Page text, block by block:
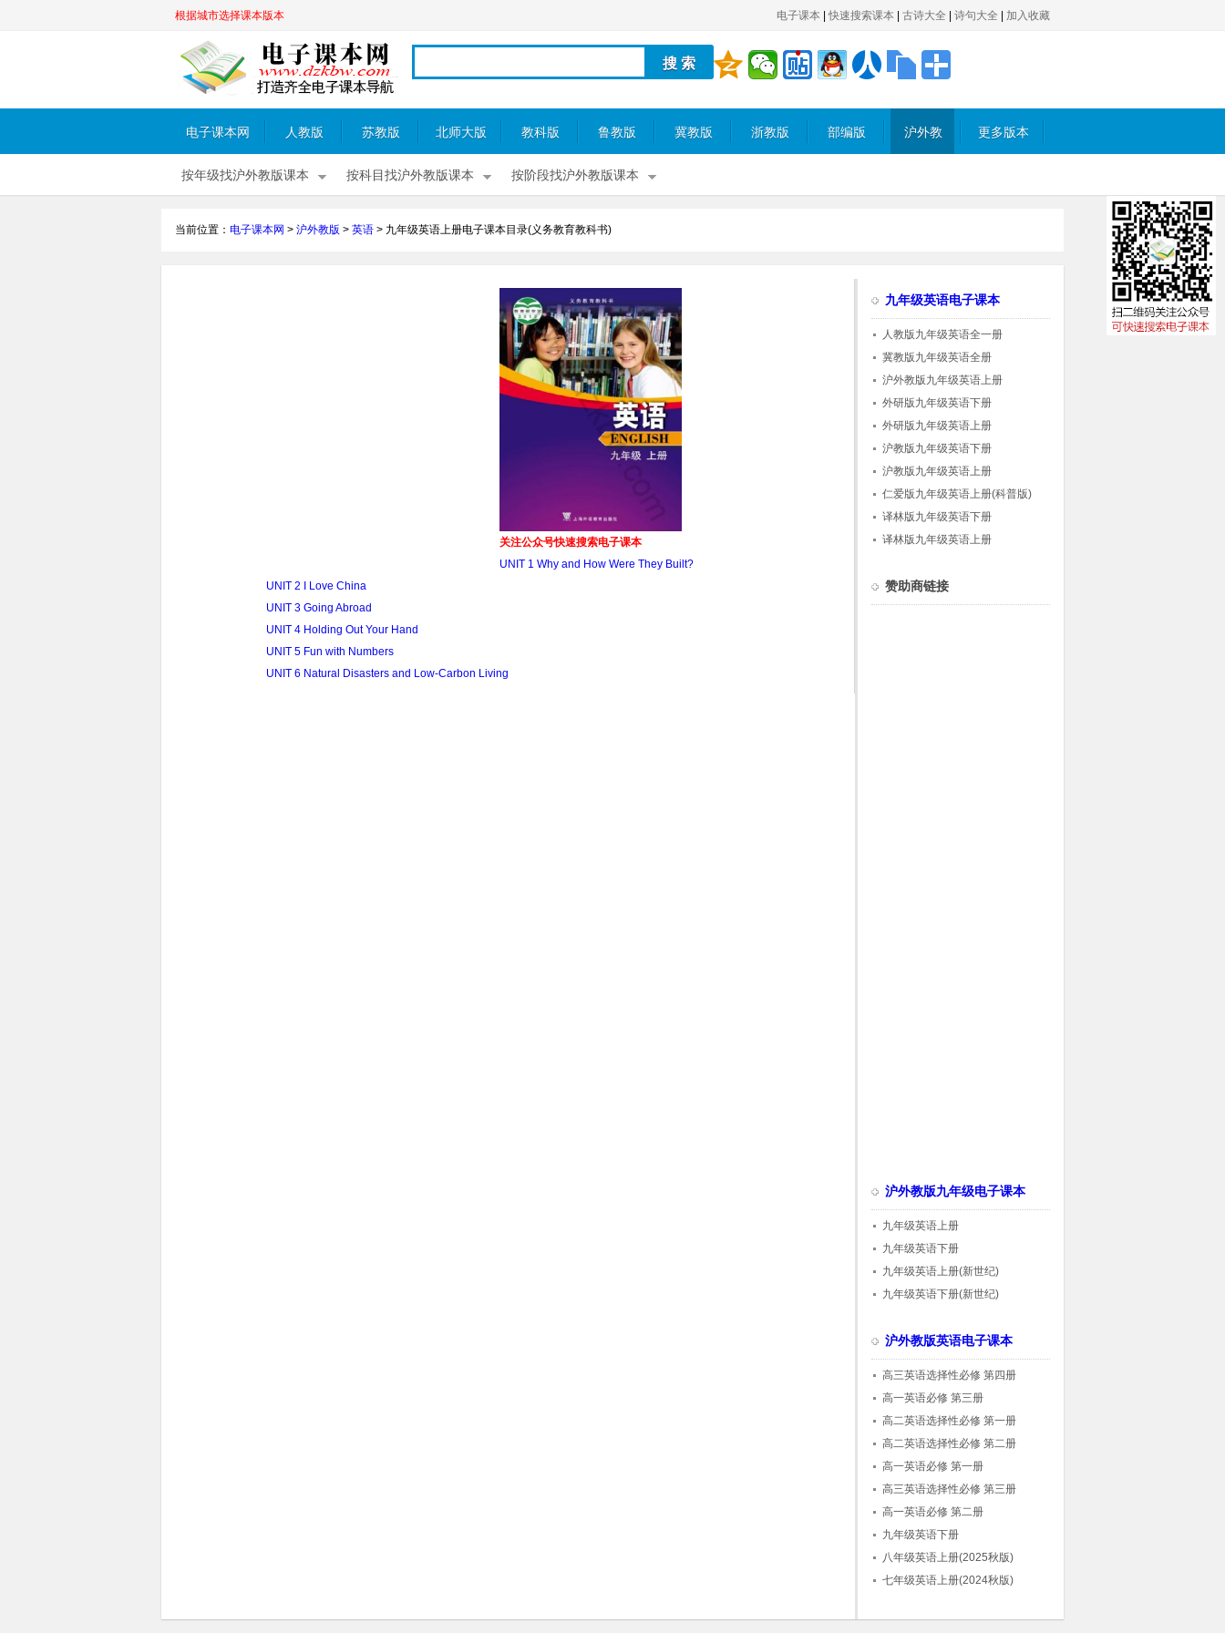
根据城市选择课本版本 电子课本 快速搜索课本 古诗大全 诗句大全 加入收藏
电子课本网 人教版 苏教版 北师大版 教科版 鲁教版 冀教版 浙教版 部编版 沪外教 更多版本
按年级找沪外教版课本 按科目找沪外教版课本 按阶段找沪外教版课本
当前位置： 电子课本网 > 沪外教版 > 英语 > 九年级英语上册电子课本目录(义务教育教科书)
关注公众号快速搜索电子课本
UNIT 1 Why and How Were They Built?
UNIT 2 I Love China
UNIT 3 Going Abroad
UNIT 4 Holding Out Your Hand
UNIT 5 Fun with Numbers
UNIT 6 Natural Disasters and Low-Carbon Living
九年级英语电子课本
人教版九年级英语全一册
冀教版九年级英语全册
沪外教版九年级英语上册
外研版九年级英语下册
外研版九年级英语上册
沪教版九年级英语下册
沪教版九年级英语上册
仁爱版九年级英语上册(科普版)
译林版九年级英语下册
译林版九年级英语上册
赞助商链接
沪外教版九年级电子课本
九年级英语上册
九年级英语下册
九年级英语上册(新世纪)
九年级英语下册(新世纪)
沪外教版英语电子课本
高三英语选择性必修 第四册
高一英语必修 第三册
高二英语选择性必修 第一册
高二英语选择性必修 第二册
高一英语必修 第一册
高三英语选择性必修 第三册
高一英语必修 第二册
九年级英语下册
八年级英语上册(2025秋版)
七年级英语上册(2024秋版)